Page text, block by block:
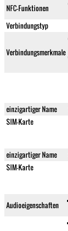
NFC-Funktionen
Verbindungstyp
Verbindungsmerkmale
einzigartiger Name
SIM-Karte
einzigartiger Name
SIM-Karte
Audioeigenschaften